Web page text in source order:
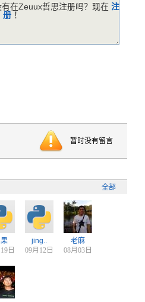
在Zeuux哲思注册吗？现在 注
册 ！
暂时没有留言
全部
日
jing..
09月12日
老麻
08月03日